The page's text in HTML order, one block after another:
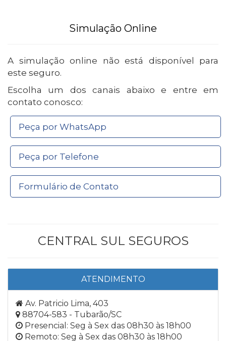
Simulação Online
A simulação online não está disponível para
este seguro.
Escolha um dos canais abaixo e entre em
contato conosco:
Peça por WhatsApp
Peça por Telefone
Formulário de Contato
CENTRAL SUL SEGUROS
ATENDIMENTO
Av. Patricio Lima, 403
88704-583 - Tubarão/SC
Presencial: Seg à Sex das 08h30 às 18h00
Remoto: Seg à Sex das 08h30 às 18h00